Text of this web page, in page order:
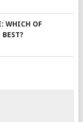
WHICH OF
BEST?